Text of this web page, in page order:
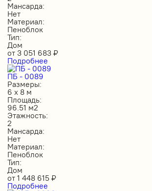
Мансарда:
Нет
Материал:
Пеноблок
Тип:
Дом
от 3 051 683 ₽
Подробнее
ПБ - 0089
Размеры:
6 х 8 м
Площадь:
96.51 м2
Этажность:
2
Мансарда:
Нет
Материал:
Пеноблок
Тип:
Дом
от 1 448 615 ₽
Подробнее